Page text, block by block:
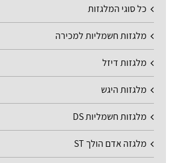
כל סוגי המלגזות
מלגזות חשמליות למכירה
מלגזות דיזל
מלגזות היגש
מלגזות חשמליות DS
מלגזה אדם הולך ST